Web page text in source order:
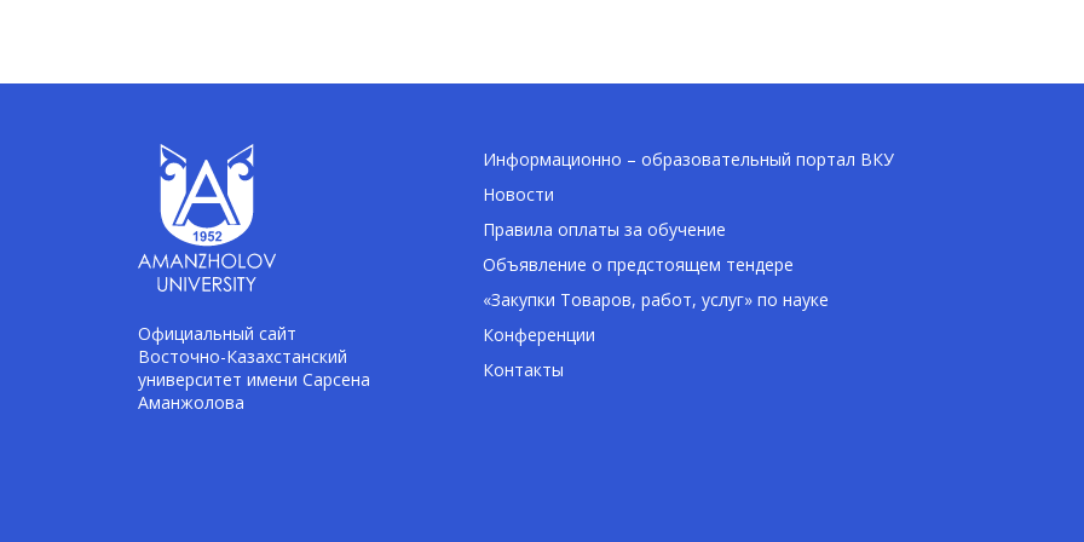
Официальный сайт
Восточно-Казахстанский
университет имени Сарсена
Аманжолова
Информационно – образовательный портал ВКУ
Новости
Правила оплаты за обучение
Объявление о предстоящем тендере
«Закупки Товаров, работ, услуг» по науке
Конференции
Контакты